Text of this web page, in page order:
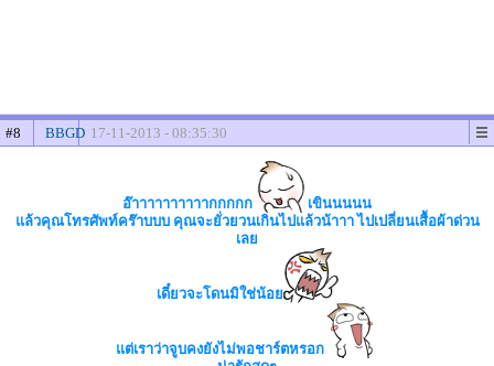
#8 BBGD 17-11-2013 - 08:35:30
อ๊าาาาาาาาาากกกกก
เขินนนนน
แล้วคุณโทรศัพท์คร๊าบบบ คุณจะยั่วยวนเกินไปแล้วน้าาา ไปเปลี่ยนเสื้อผ้าด่วน
เลย
เดี๋ยวจะโดนมิใช่น้อย
แต่เราว่าจูบคงยังไม่พอชาร์ตหรอก